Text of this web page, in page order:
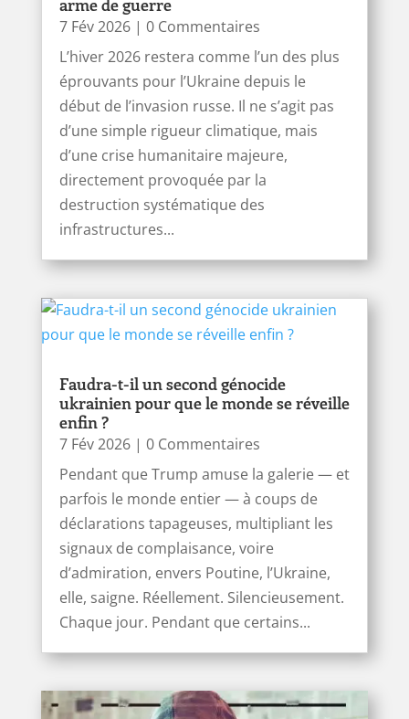
arme de guerre
7 Fév 2026| 0 Commentaires
L’hiver 2026 restera comme l’un des plus
éprouvants pour l’Ukraine depuis le
début de l’invasion russe. Il ne s’agit pas
d’une simple rigueur climatique, mais
d’une crise humanitaire majeure,
directement provoquée par la
destruction systématique des
infrastructures...
Faudra-t-il un second génocide
ukrainien pour que le monde se réveille
enfin ?
7 Fév 2026| 0 Commentaires
Pendant que Trump amuse la galerie — et
parfois le monde entier — à coups de
déclarations tapageuses, multipliant les
signaux de complaisance, voire
d’admiration, envers Poutine, l’Ukraine,
elle, saigne. Réellement. Silencieusement.
Chaque jour. Pendant que certains...